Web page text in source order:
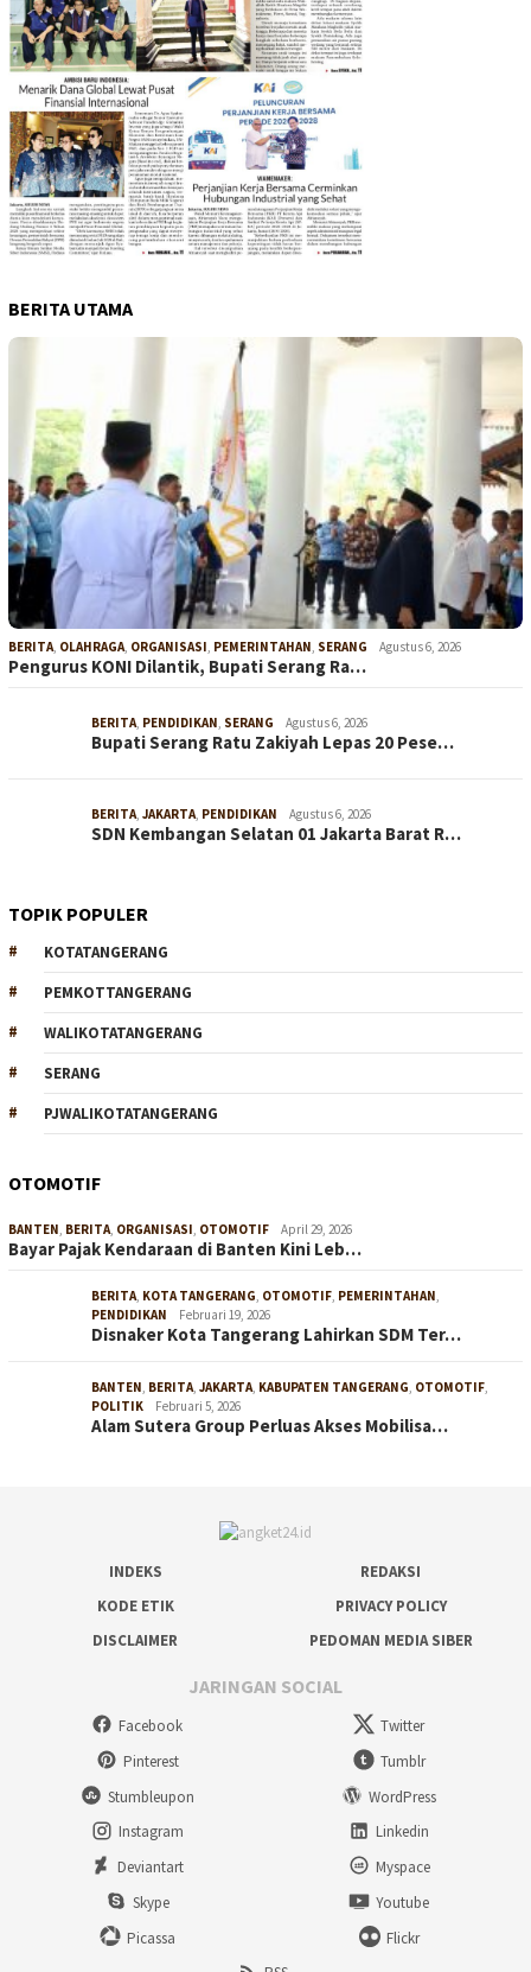
BERITA UTAMA
BERITA OLAHRAGA ORGANISASI PEMERINTAHAN SERANG Agustus 6, 2026
Pengurus KONI Dilantik, Bupati Serang Ra…
BERITA PENDIDIKAN SERANG Agustus 6, 2026
Bupati Serang Ratu Zakiyah Lepas 20 Pese…
BERITA JAKARTA PENDIDIKAN Agustus 6, 2026
SDN Kembangan Selatan 01 Jakarta Barat R…
TOPIK POPULER
KOTATANGERANG
PEMKOTTANGERANG
WALIKOTATANGERANG
SERANG
PJWALIKOTATANGERANG
OTOMOTIF
BANTEN BERITA ORGANISASI OTOMOTIF April 29, 2026
Bayar Pajak Kendaraan di Banten Kini Leb…
BERITA KOTA TANGERANG OTOMOTIF PEMERINTAHAN
PENDIDIKAN
Februari 19, 2026
Disnaker Kota Tangerang Lahirkan SDM Ter…
BANTEN BERITA JAKARTA KABUPATEN TANGERANG OTOMOTIF
POLITIK
Februari 5, 2026
Alam Sutera Group Perluas Akses Mobilisa…
INDEKS
REDAKSI
KODE ETIK
PRIVACY POLICY
DISCLAIMER
PEDOMAN MEDIA SIBER
JARINGAN SOCIAL
Facebook
Twitter
Pinterest
Tumblr
Stumbleupon
WordPress
Instagram
Linkedin
Deviantart
Myspace
Skype
Youtube
Picassa
Flickr